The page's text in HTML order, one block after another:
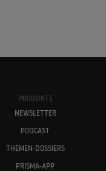
PRODUKTE
NEWSLETTER
PODCAST
THEMEN-DOSSIERS
PRISMA-APP